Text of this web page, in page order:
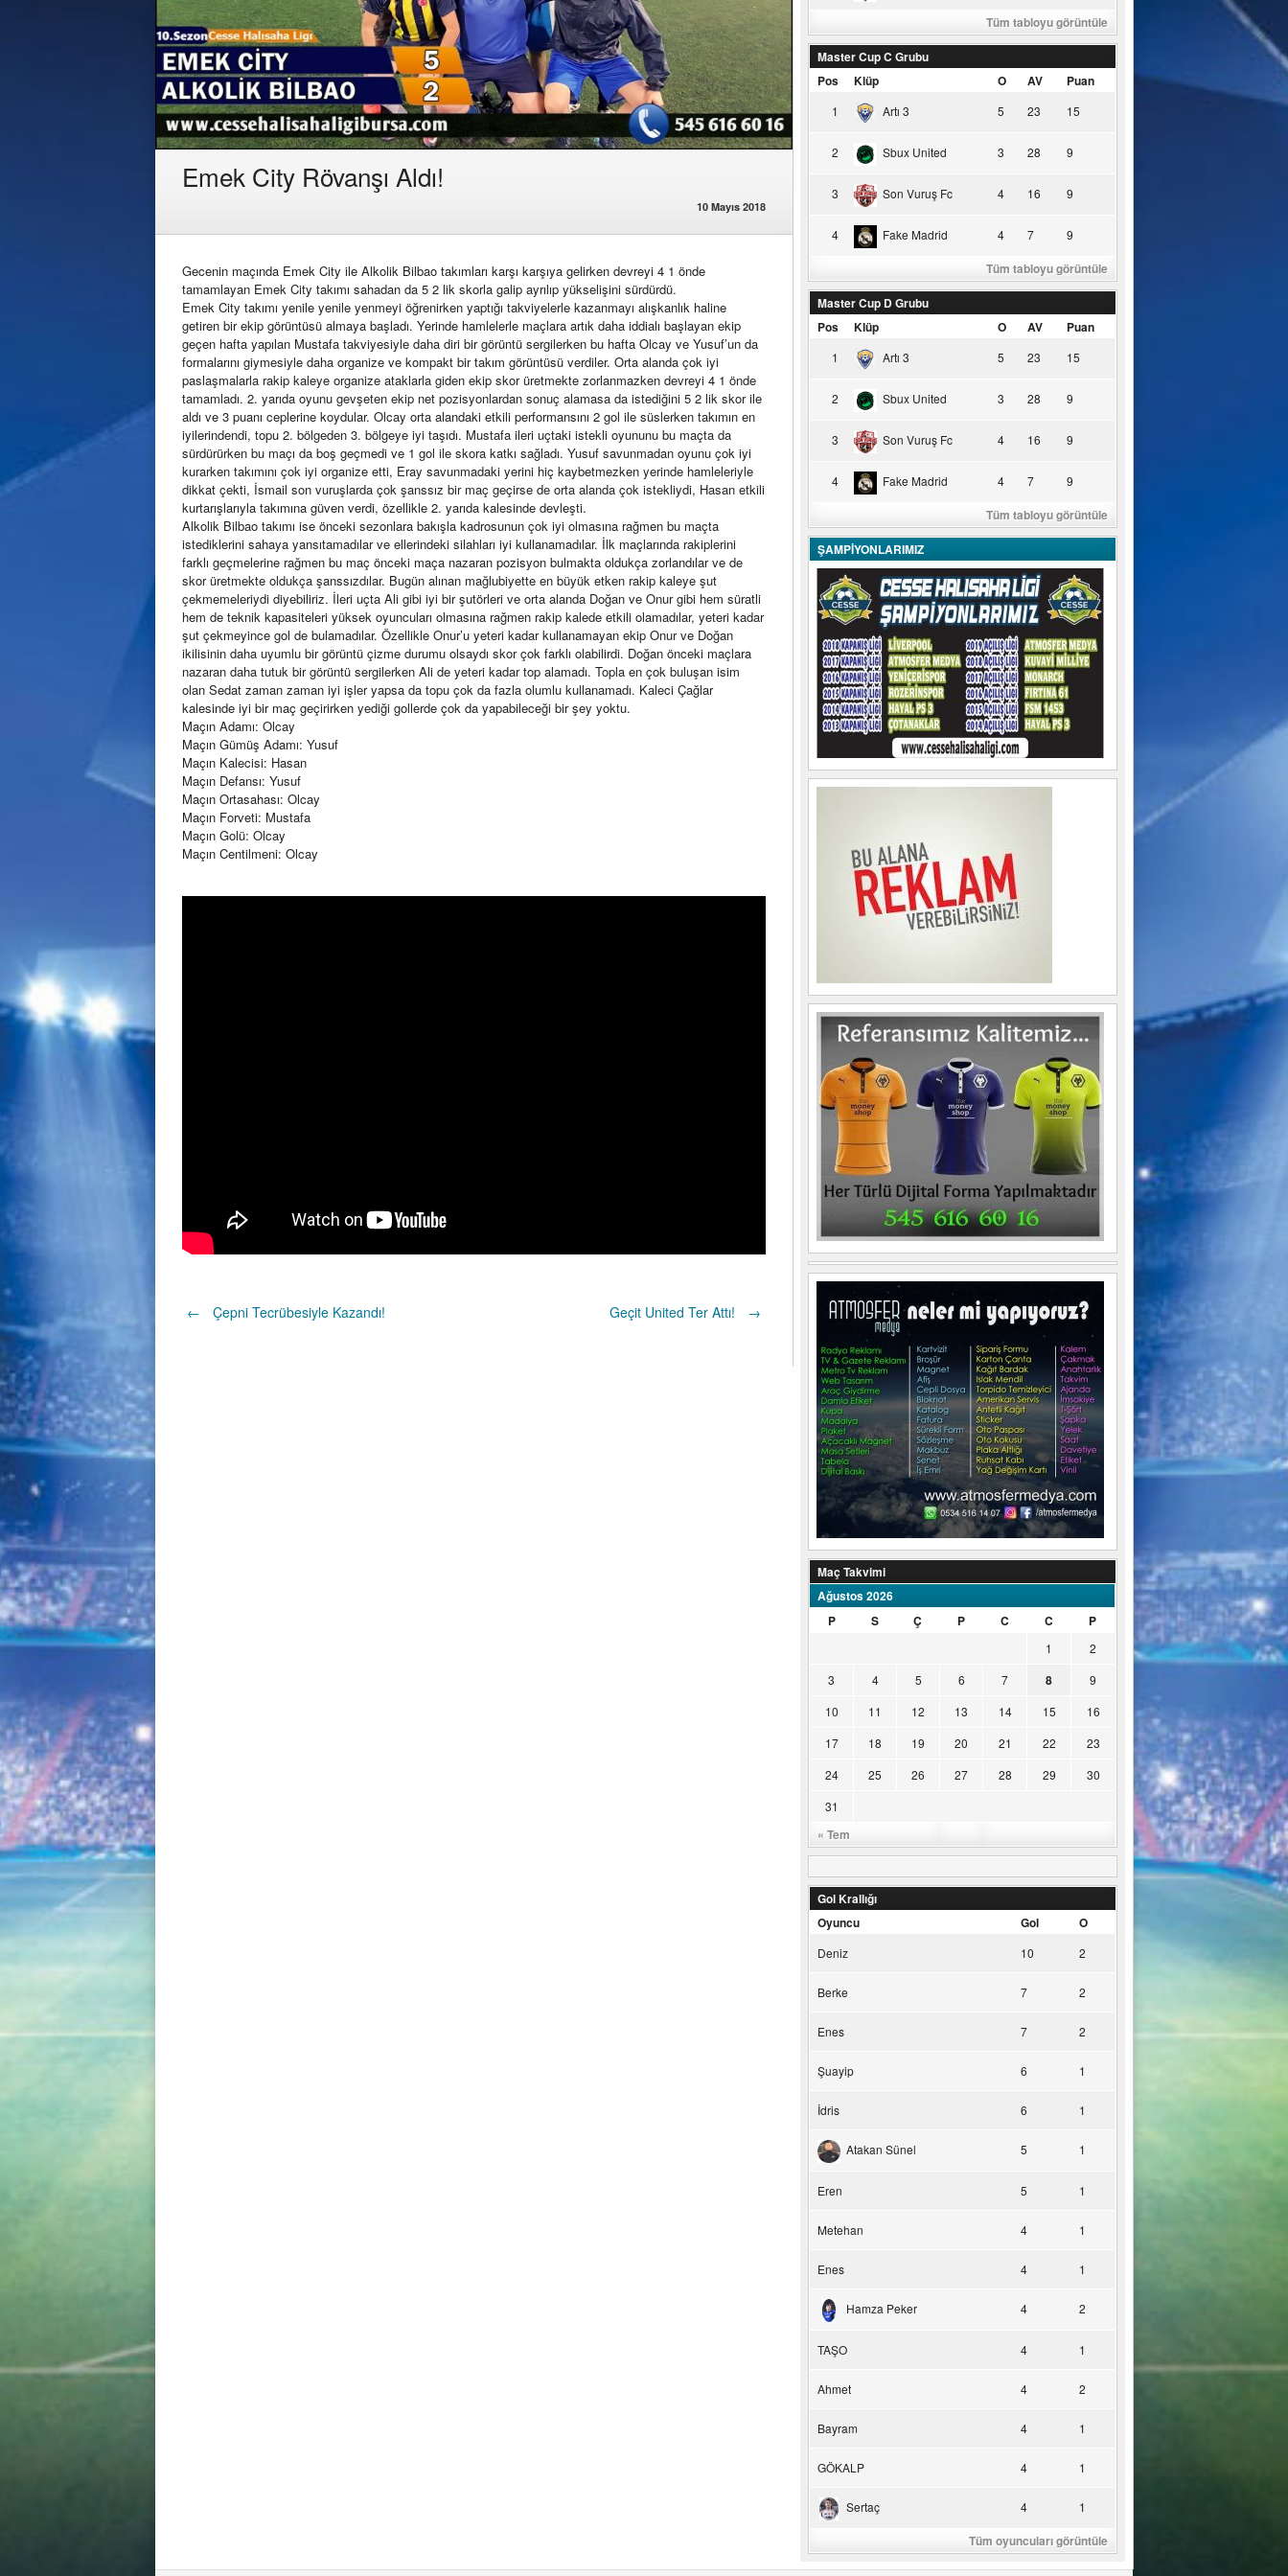
Emek City Rövanşı Aldı!
10 Mayıs 2018
Gecenin maçında Emek City ile Alkolik Bilbao takımları karşı karşıya gelirken devreyi 4 1 önde
tamamlayan Emek City takımı sahadan da 5 2 lik skorla galip ayrılıp yükselişini sürdürdü.
Emek City takımı yenile yenile yenmeyi öğrenirken yaptığı takviyelerle kazanmayı alışkanlık haline
getiren bir ekip görüntüsü almaya başladı. Yerinde hamlelerle maçlara artık daha iddialı başlayan ekip
geçen hafta yapılan Mustafa takviyesiyle daha diri bir görüntü sergilerken bu hafta Olcay ve Yusuf’un da
formalarını giymesiyle daha organize ve kompakt bir takım görüntüsü verdiler. Orta alanda çok iyi
paslaşmalarla rakip kaleye organize ataklarla giden ekip skor üretmekte zorlanmazken devreyi 4 1 önde
tamamladı. 2. yarıda oyunu gevşeten ekip net pozisyonlardan sonuç alamasa da istediğini 5 2 lik skor ile
aldı ve 3 puanı ceplerine koydular. Olcay orta alandaki etkili performansını 2 gol ile süslerken takımın en
iyilerindendi, topu 2. bölgeden 3. bölgeye iyi taşıdı. Mustafa ileri uçtaki istekli oyununu bu maçta da
sürdürürken bu maçı da boş geçmedi ve 1 gol ile skora katkı sağladı. Yusuf savunmadan oyunu çok iyi
kurarken takımını çok iyi organize etti, Eray savunmadaki yerini hiç kaybetmezken yerinde hamleleriyle
dikkat çekti, İsmail son vuruşlarda çok şanssız bir maç geçirse de orta alanda çok istekliydi, Hasan etkili
kurtarışlarıyla takımına güven verdi, özellikle 2. yarıda kalesinde devleşti.
Alkolik Bilbao takımı ise önceki sezonlara bakışla kadrosunun çok iyi olmasına rağmen bu maçta
istediklerini sahaya yansıtamadılar ve ellerindeki silahları iyi kullanamadılar. İlk maçlarında rakiplerini
farklı geçmelerine rağmen bu maç önceki maça nazaran pozisyon bulmakta oldukça zorlandılar ve de
skor üretmekte oldukça şanssızdılar. Bugün alınan mağlubiyette en büyük etken rakip kaleye şut
çekmemeleriydi diyebiliriz. İleri uçta Ali gibi iyi bir şutörleri ve orta alanda Doğan ve Onur gibi hem süratli
hem de teknik kapasiteleri yüksek oyuncuları olmasına rağmen rakip kalede etkili olamadılar, yeteri kadar
şut çekmeyince gol de bulamadılar. Özellikle Onur’u yeteri kadar kullanamayan ekip Onur ve Doğan
ikilisinin daha uyumlu bir görüntü çizme durumu olsaydı skor çok farklı olabilirdi. Doğan önceki maçlara
nazaran daha tutuk bir görüntü sergilerken Ali de yeteri kadar top alamadı. Topla en çok buluşan isim
olan Sedat zaman zaman iyi işler yapsa da topu çok da fazla olumlu kullanamadı. Kaleci Çağlar
kalesinde iyi bir maç geçirirken yediği gollerde çok da yapabileceği bir şey yoktu.
Maçın Adamı: Olcay
Maçın Gümüş Adamı: Yusuf
Maçın Kalecisi: Hasan
Maçın Defansı: Yusuf
Maçın Ortasahası: Olcay
Maçın Forveti: Mustafa
Maçın Golü: Olcay
Maçın Centilmeni: Olcay
Post
← Çepni Tecrübesiyle Kazandı! Geçit United Ter Attı! →
Tüm tabloyu görüntüle
Master Cup C Grubu
Pos
Klüp O AV Puan
1 Artı 3 5 23 15
2 Sbux United 3 28 9
3 Son Vuruş Fc 4 16 9
4 Fake Madrid 4 7 9
Tüm tabloyu görüntüle
Master Cup D Grubu
Pos
Klüp O AV Puan
1 Artı 3 5 23 15
2 Sbux United 3 28 9
3 Son Vuruş Fc 4 16 9
4 Fake Madrid 4 7 9
Tüm tabloyu görüntüle
ŞAMPİYONLARIMIZ
Maç Takvimi
Ağustos 2026
P
S Ç P C C P
« Tem
1
2
3
4 5 6 7 8
9
10
11 12 13 14 15
16
17
18 19 20 21 22
23
24
25 26 27 28 29
30
31
Gol Krallığı
Oyuncu
Gol O
Deniz 10 2
Berke 7 2
Enes 7 2
Şuayip 6 1
İdris 6 1
Atakan Sünel 5 1
Eren 5 1
Metehan 4 1
Enes 4 1
Hamza Peker 4 2
TAŞO 4 1
Ahmet 4 2
Bayram 4 1
GÖKALP 4 1
Sertaç 4 1
Tüm oyuncuları görüntüle